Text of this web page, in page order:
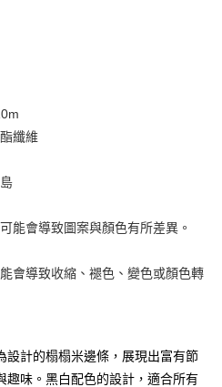
哥大用戶可立即使用無須另外申請。
的期數、繳款截止日，確認付款後即完
交易或遇審核未通過，訂單將自動取
才付款」的支付方式。 讓您購物簡單
、不需儲值。
，即可結帳。
纖維
能會導致圖案與顏色有所差異。
會導致收縮、褪色、變色或顏色轉
設計的榻榻米邊條，展現出富有節
趣味。黑白配色的設計，適合所有